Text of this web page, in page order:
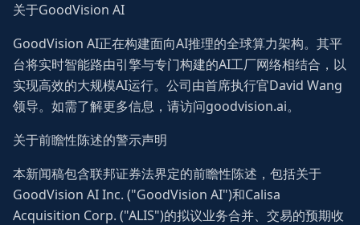
关于GoodVision AI
GoodVision AI正在构建面向AI推理的全球算力架构。其平
台将实时智能路由引擎与专门构建的AI工厂网络相结合，以
实现高效的大规模AI运行。公司由首席执行官David Wang
领导。如需了解更多信息，请访问goodvision.ai。
关于前瞻性陈述的警示声明
本新闻稿包含联邦证券法界定的前瞻性陈述，包括关于
GoodVision AI Inc. ("GoodVision AI")和Calisa
Acquisition Corp. ("ALIS")的拟议业务合并、交易的预期收